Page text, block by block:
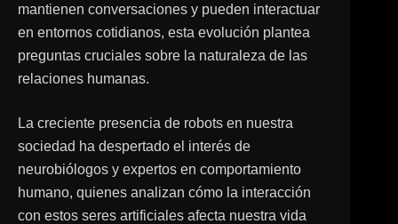
mantienen conversaciones y pueden interactuar
en entornos cotidianos, esta evolución plantea
preguntas cruciales sobre la naturaleza de las
relaciones humanas.
La creciente presencia de robots en nuestra
sociedad ha despertado el interés de
neurobiólogos y expertos en comportamiento
humano, quienes analizan cómo la interacción
con estos seres artificiales afecta nuestra vida